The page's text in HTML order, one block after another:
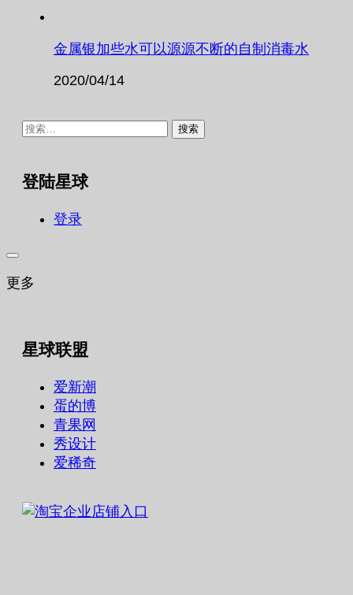
金属银加些水可以源源不断的自制消毒水
2020/04/14
搜
登陆星球
登录
更多
星球联盟
爱新潮
蛋的博
青果网
秀设计
爱稀奇